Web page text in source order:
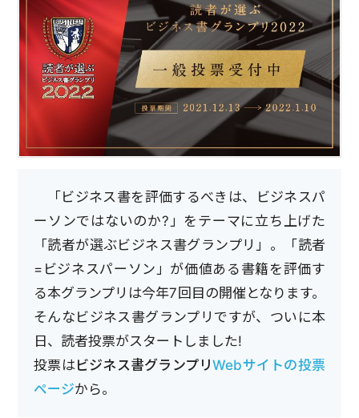
「ビジネス書を評価するべきは、ビジネスパ
ーソンではないのか?」をテーマに立ち上げた
「読者が選ぶビジネス書グランプリ」。「読者
=ビジネスパーソン」が価値ある書籍を評価す
る本グランプリは今年7回目の開催となります。
そんなビジネス書グランプリですが、ついに本
日、読者投票がスタートしました!
投票はビジネス書グランプリWebサイトの投票
ページから。